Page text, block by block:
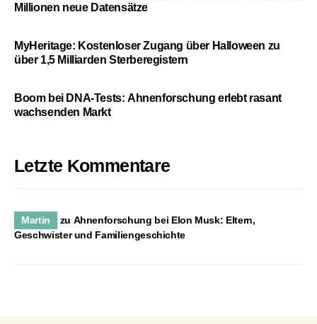
Millionen neue Datensätze
MyHeritage: Kostenloser Zugang über Halloween zu
über 1,5 Milliarden Sterberegistern
Boom bei DNA-Tests: Ahnenforschung erlebt rasant
wachsenden Markt
Letzte Kommentare
Martin zu Ahnenforschung bei Elon Musk: Eltern,
Geschwister und Familiengeschichte